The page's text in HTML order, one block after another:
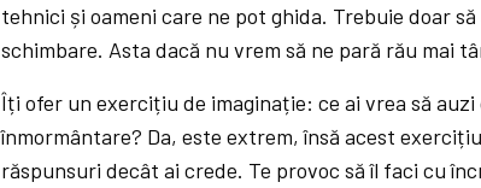
tehnici și oameni care ne pot ghida. Trebuie doar
schimbare. Asta dacă nu vrem să ne pară rău mai
Îți ofer un exercițiu de imaginație: ce ai vrea să
înmormântare? Da, este extrem, însă acest
răspunsuri decât ai crede. Te provoc să îl faci cu